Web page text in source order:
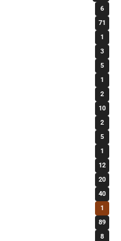
6
71
1
3
5
1
2
10
2
5
1
12
20
40
1
89
8